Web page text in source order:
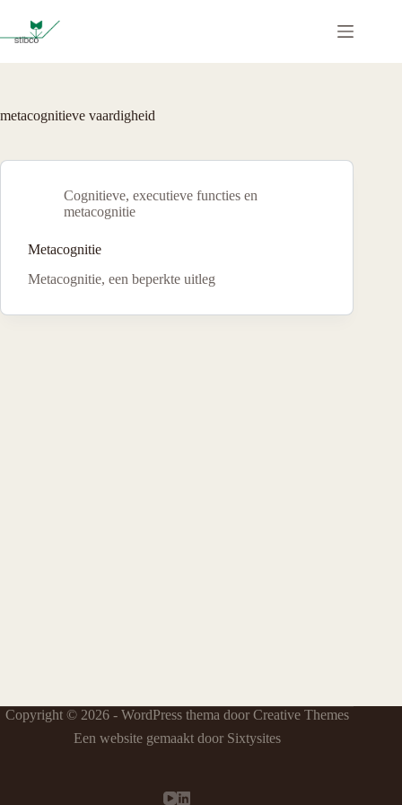
de
metacognitieve vaardigheid
Cognitieve, executieve functies en
metacognitie
Metacognitie
Metacognitie, een beperkte uitleg
Copyright © 2026 - WordPress thema door Creative Themes
Een website gemaakt door Sixtysites